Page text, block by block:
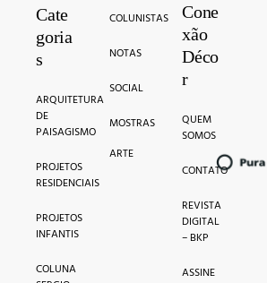
Cate
goria
s
ARQUITETURA
DE
PAISAGISMO
PROJETOS
RESIDENCIAIS
PROJETOS
INFANTIS
COLUNA
COLUNISTAS
NOTAS
SOCIAL
MOSTRAS
ARTE
Cone
xão
Déco
r
QUEM
SOMOS
CONTATO
REVISTA
DIGITAL
– BKP
ASSINE